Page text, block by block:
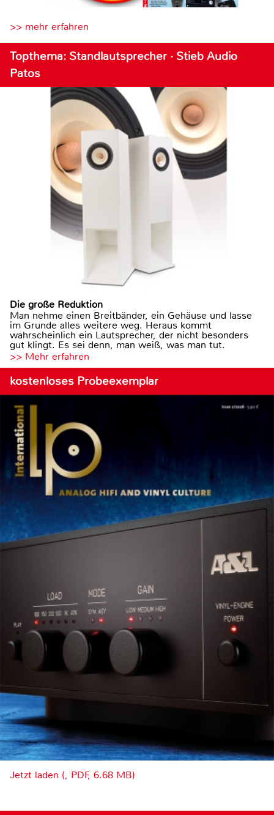
>> mehr erfahren
Topthema: Standlautsprecher · Stieb Audio
Patos
Die große Reduktion
Man nehme einen Breitbänder, ein Gehäuse und lasse
im Grunde alles weitere weg. Heraus kommt
wahrscheinlich ein Lautsprecher, der nicht besonders
gut klingt. Es sei denn, man weiß, was man tut.
>> Mehr erfahren
kostenloses Probeexemplar
Jetzt laden (, PDF, 6.68 MB)